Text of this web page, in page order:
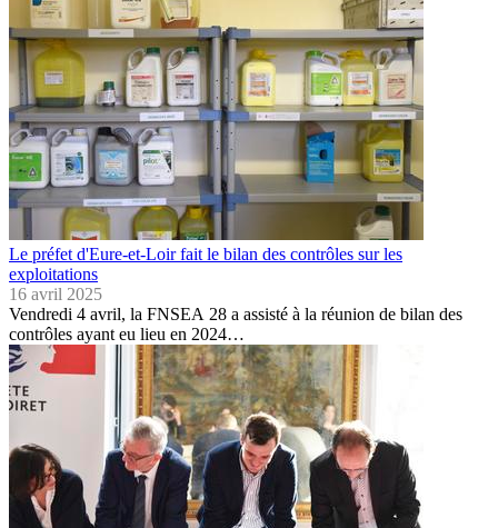
Le préfet d'Eure-et-Loir fait le bilan des contrôles sur les
exploitations
16 avril 2025
Vendredi 4 avril, la FNSEA 28 a assisté à la réunion de bilan des
contrôles ayant eu lieu en 2024…